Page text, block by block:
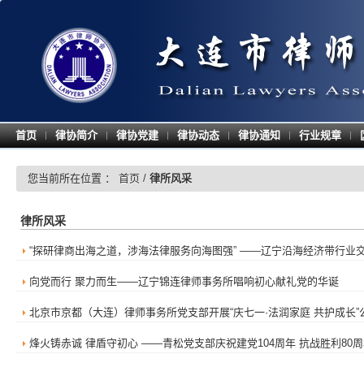
首页 | 律协简介 | 律协党建 | 律协动态 | 律协通知 | 行业规章 |
您当前所在位置 ： 首页 / 律所风采
律所风采
“探研律商出海之道，涉海法律服务向海图强” ——辽宁沿海经济带行业
向党而行 聚力而生——辽宁锦连律师事务所唱响初心献礼党的华诞
北京市京都（大连）律师事务所党支部开展“庆七一·法润家庭 共护成长
烽火铸赤诚 律盾守初心 ——青松党支部庆祝建党104周年 抗战胜利80